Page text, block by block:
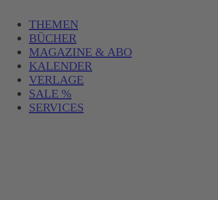
THEMEN
BÜCHER
MAGAZINE & ABO
KALENDER
VERLAGE
SALE %
SERVICES